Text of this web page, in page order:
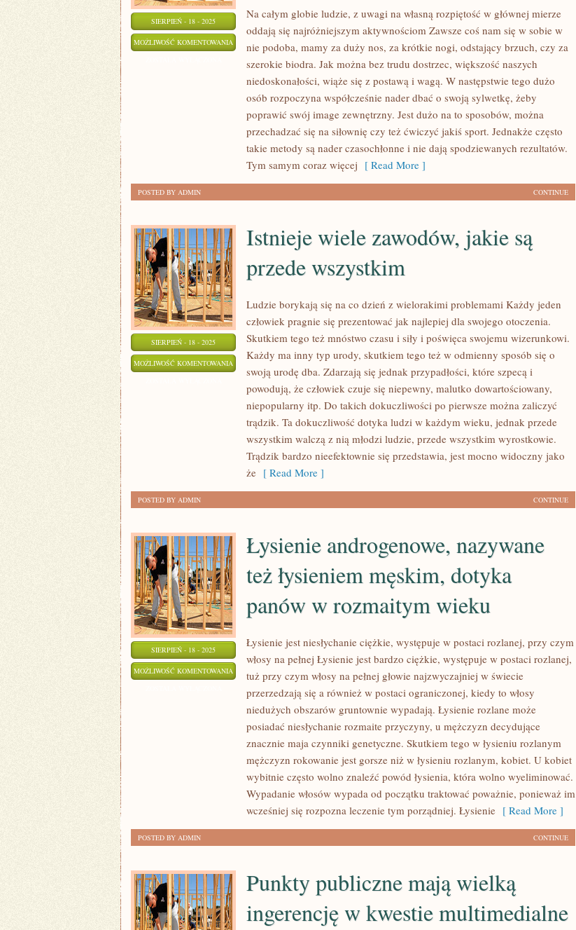
SIERPIEŃ - 18 - 2025
MOŻLIWOŚĆ KOMENTOWANIA
SOBIE
PODOBA,
MAMY
WIELKI
NOGI
Na całym globie ludzie, z uwagi na własną rozpiętość w głównej mierze
oddają się najróżniejszym aktywnościom Zawsze coś nam się w sobie w
nie podoba, mamy za duży nos, za krótkie nogi, odstający brzuch, czy za
szerokie biodra. Jak można bez trudu dostrzec, większość naszych
niedoskonałości, wiąże się z postawą i wagą. W następstwie tego dużo
osób rozpoczyna współcześnie nader dbać o swoją sylwetkę, żeby
poprawić swój image zewnętrzny. Jest dużo na to sposobów, można
przechadzać się na siłownię czy też ćwiczyć jakiś sport. Jednakże często
takie metody są nader czasochłonne i nie dają spodziewanych rezultatów.
Tym samym coraz więcej [ Read More ]
CONTINUE
POSTED BY ADMIN
SIERPIEŃ - 18 - 2025
MOŻLIWOŚĆ KOMENTOWANIA
ZAWODÓW,
WSZYSTKIM
Istnieje wiele zawodów, jakie są
przede wszystkim
Ludzie borykają się na co dzień z wielorakimi problemami Każdy jeden
człowiek pragnie się prezentować jak najlepiej dla swojego otoczenia.
Skutkiem tego też mnóstwo czasu i siły i poświęca swojemu wizerunkowi.
Każdy ma inny typ urody, skutkiem tego też w odmienny sposób się o
swoją urodę dba. Zdarzają się jednak przypadłości, które szpecą i
powodują, że człowiek czuje się niepewny, malutko dowartościowany,
niepopularny itp. Do takich dokuczliwości po pierwsze można zaliczyć
trądzik. Ta dokuczliwość dotyka ludzi w każdym wieku, jednak przede
wszystkim walczą z nią młodzi ludzie, przede wszystkim wyrostkowie.
Trądzik bardzo nieefektownie się przedstawia, jest mocno widoczny jako
że [ Read More ]
CONTINUE
POSTED BY ADMIN
SIERPIEŃ - 18 - 2025
MOŻLIWOŚĆ KOMENTOWANIA
ANDROGENOWE,
NAZYWANE
ŁYSIENIEM
MĘSKIM,
DOTYKA
PANÓW
ROZMAITYM
WIEKU
Łysienie androgenowe, nazywane
też łysieniem męskim, dotyka
panów w rozmaitym wieku
Łysienie jest niesłychanie ciężkie, występuje w postaci rozlanej, przy czym
włosy na pełnej Łysienie jest bardzo ciężkie, występuje w postaci rozlanej,
tuż przy czym włosy na pełnej głowie najzwyczajniej w świecie
przerzedzają się a również w postaci ograniczonej, kiedy to włosy
niedużych obszarów gruntownie wypadają. Łysienie rozlane może
posiadać niesłychanie rozmaite przyczyny, u mężczyzn decydujące
znacznie maja czynniki genetyczne. Skutkiem tego w łysieniu rozlanym
mężczyzn rokowanie jest gorsze niż w łysieniu rozlanym, kobiet. U kobiet
wybitnie często wolno znaleźć powód łysienia, która wolno wyeliminować.
Wypadanie włosów wypada od początku traktować poważnie, ponieważ im
wcześniej się rozpozna leczenie tym porządniej. Łysienie [ Read More ]
CONTINUE
POSTED BY ADMIN
Punkty publiczne mają wielką
ingerencję w kwestie multimedialne